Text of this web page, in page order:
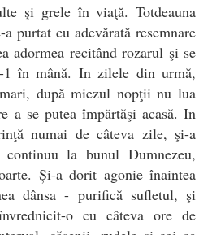
şi grele în viaţă. Totdeauna
purtat cu adevărată resemnare
adormea recitând rozarul şi se
1 în mână. In zilele din urmă,
după miezul nopţii nu lua
a se putea împărtăşi acasă. In
numai de câteva zile, şi-a
la bunul Dumnezeu,
Și-a dorit agonie înaintea
dânsa - purifică sufletul, şi
o cu câteva ore de